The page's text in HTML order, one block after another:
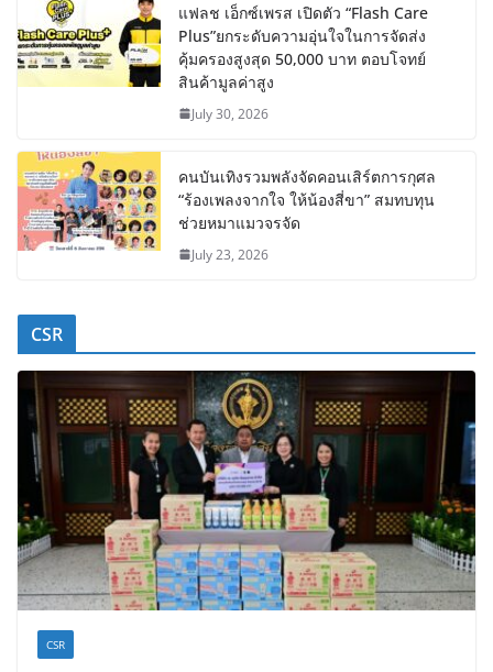
แฟลช เอ็กซ์เพรส เปิดตัว “Flash Care
Plus”ยกระดับความอุ่นใจในการจัดส่ง
คุ้มครองสูงสุด 50,000 บาท ตอบโจทย์
สินค้ามูลค่าสูง
July 30, 2026
คนบันเทิงรวมพลังจัดคอนเสิร์ตการกุศล
“ร้องเพลงจากใจ ให้น้องสี่ขา” สมทบทุน
ช่วยหมาแมวจรจัด
July 23, 2026
CSR
CSR